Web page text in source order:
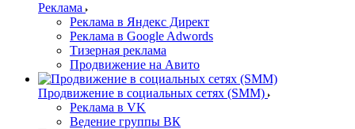
Реклама
Реклама в Яндекс Директ
Реклама в Google Adwords
Тизерная реклама
Продвижение на Авито
Продвижение в социальных сетях (SMM)
Реклама в VK
Ведение группы ВК